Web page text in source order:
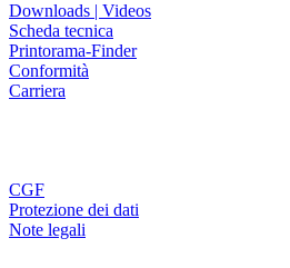
Downloads | Videos
Scheda tecnica
Printorama-Finder
Conformità
Carriera
CGF
Protezione dei dati
Note legali